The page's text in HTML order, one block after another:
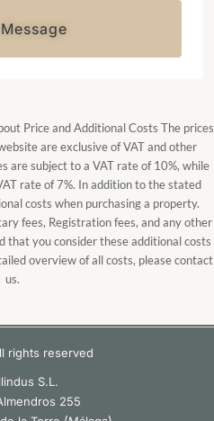
Price and Additional Costs The prices
are exclusive of VAT and other
are subject to a VAT rate of 10%, while
rate of 7%. In addition to the stated
costs when purchasing a property.
fees, Registration fees, and any other
that you consider these additional costs
overview of all costs, please contact
us.
rights reserved
S.L.
255